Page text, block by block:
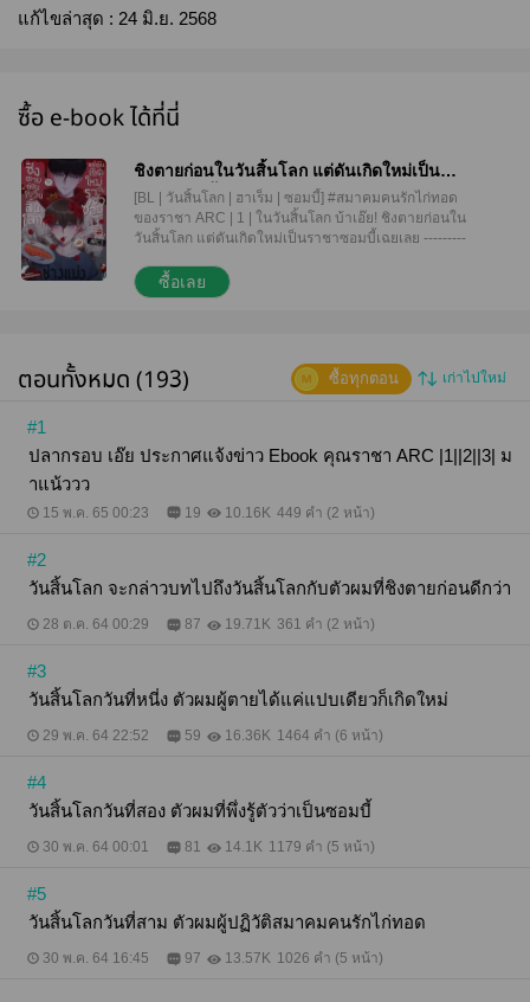
แก้ไขล่าสุด : 24 มิ.ย. 2568
ซื้อ e-book ได้ที่นี่
ชิงตายก่อนในวันสิ้นโลก แต่ดันเกิดใหม่เป็น
ราชาซอมบี้เฉยเลย ARC | 1 |
[BL | วันสิ้นโลก | ฮาเร็ม | ซอมบี้] #สมาคมคนรักไก่ทอด
ของราชา ARC | 1 | ในวันสิ้นโลก บ้าเอ๊ย! ชิงตายก่อนใน
วันสิ้นโลก แต่ดันเกิดใหม่เป็นราชาซอมบี้เฉยเลย ---------
แพงกว่านะคะ ---------------------------- คำเตือน นิยาย
เรื่องนี้มีเนื้อหารุนแรงชวนแหวะอย่างมาก มีคำหยาบ
///Trigger Warning/// Suicide การฆ่าตัวตาย / Violence
การใช้ความรุนแรง / Child Ause ทารุณเด็ก /
สยดสยอง /
ซื้อเลย
ตอนทั้งหมด (193) เก่าไปใหม่
ซื้อทุกตอน
#1
ปลากรอบ เอ๊ย ประกาศแจ้งข่าว Ebook คุณราชา ARC |1||2||3| ม
าแน้ววว
15 พ.ค. 65 00:23 19 10.16K 449 คำ (2 หน้า)
#2
วันสิ้นโลก จะกล่าวบทไปถึงวันสิ้นโลกกับตัวผมที่ชิงตายก่อนดีกว่า
28 ต.ค. 64 00:29 87 19.71K 361 คำ (2 หน้า)
#3
วันสิ้นโลกวันที่หนี่ง ตัวผมผู้ตายได้แค่แปบเดียวก็เกิดใหม่
29 พ.ค. 64 22:52 59 16.36K 1464 คำ (6 หน้า)
#4
วันสิ้นโลกวันที่สอง ตัวผมที่พึ่งรู้ตัวว่าเป็นซอมบี้
30 พ.ค. 64 00:01 81 14.1K 1179 คำ (5 หน้า)
#5
วันสิ้นโลกวันที่สาม ตัวผมผู้ปฏิวัติสมาคมคนรักไก่ทอด
30 พ.ค. 64 16:45 97 13.57K 1026 คำ (5 หน้า)